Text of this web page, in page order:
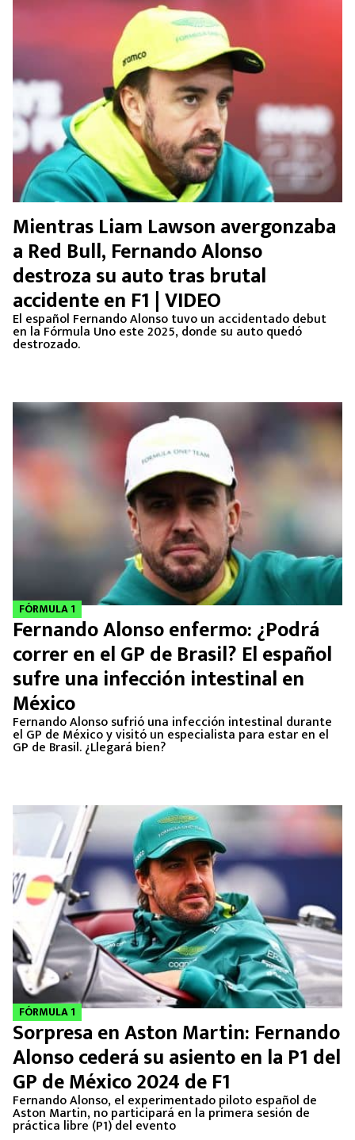
Mientras Liam Lawson avergonzaba
a Red Bull, Fernando Alonso
destroza su auto tras brutal
accidente en F1 | VIDEO
El español Fernando Alonso tuvo un accidentado debut
en la Fórmula Uno este 2025, donde su auto quedó
destrozado.
FÓRMULA 1
Fernando Alonso enfermo: ¿Podrá
correr en el GP de Brasil? El español
sufre una infección intestinal en
México
Fernando Alonso sufrió una infección intestinal durante
el GP de México y visitó un especialista para estar en el
GP de Brasil. ¿Llegará bien?
FÓRMULA 1
Sorpresa en Aston Martin: Fernando
Alonso cederá su asiento en la P1 del
GP de México 2024 de F1
Fernando Alonso, el experimentado piloto español de
Aston Martin, no participará en la primera sesión de
práctica libre (P1) del evento